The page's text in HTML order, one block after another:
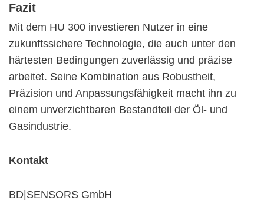
Fazit
Mit dem HU 300 investieren Nutzer in eine
zukunftssichere Technologie, die auch unter den
härtesten Bedingungen zuverlässig und präzise
arbeitet. Seine Kombination aus Robustheit,
Präzision und Anpassungsfähigkeit macht ihn zu
einem unverzichtbaren Bestandteil der Öl- und
Gasindustrie.
Kontakt
BD|SENSORS GmbH